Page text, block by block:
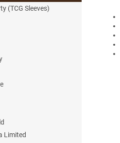
(TCG Sleeves)
Limited